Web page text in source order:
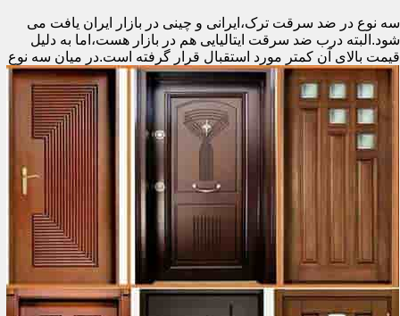
سه نوع در ضد سرقت ترک،ایرانی و چینی در بازار ایران یافت می
شود.البته درب ضد سرقت ایتالیایی هم در بازار هست،اما به دلیل
قیمت بالای آن کمتر مورد استقبال قرار گرفته است.در میان سه نوع